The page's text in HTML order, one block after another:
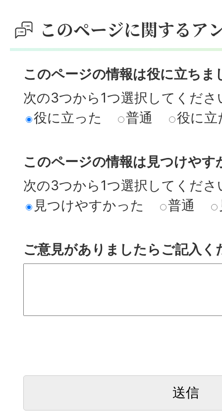
このページに関するア
このページの情報は役に立ちま
次の3つから1つ選択してくださ
役に立った
普通 役に立
このページの情報は見つけやす
次の3つから1つ選択してくださ
見つけやすかった
普通
ご意見がありましたらご記入く